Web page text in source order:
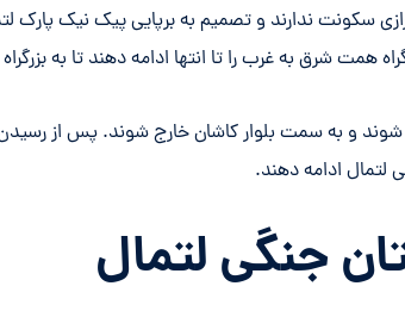
همت شرق به غرب را تا انتها ادامه دهند تا به
شوند و به سمت بلوار کاشان خارج شوند. پس از رسیدن
لتمال ادامه دهند.
جنگی لتمال